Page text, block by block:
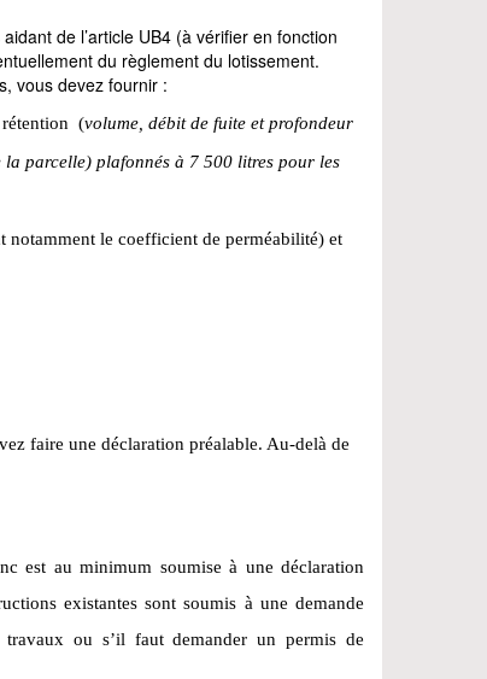
de l’article UB4 (à vérifier en fonction
du règlement du lotissement.
vous devez fournir :
rétention (volume, débit de fuite et profondeur
parcelle) plafonnés à 7 500 litres pour les
notamment le coefficient de perméabilité) et
faire une déclaration préalable. Au-delà de
est au minimum soumise à une déclaration
existantes sont soumis à une demande
travaux ou s’il faut demander un permis de